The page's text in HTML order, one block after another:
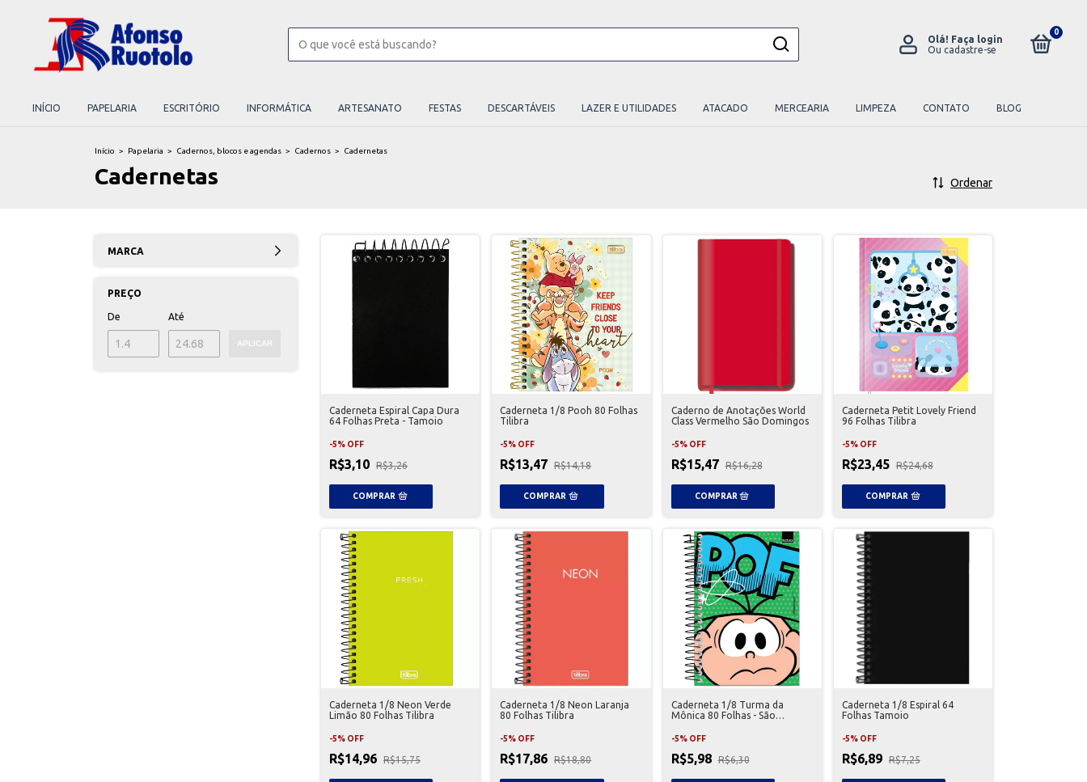
Olá! Faça login
Ou cadastre-se
0
INÍCIO PAPELARIA ESCRITÓRIO INFORMÁTICA ARTESANATO FESTAS DESCARTÁVEIS LAZER E UTILIDADES ATACADO MERCEARIA LIMPEZA CONTATO BLOG
Início > Papelaria > Cadernos, blocos e agendas > Cadernos > Cadernetas
Cadernetas Ordenar
MARCA
PREÇO
De Até
APLICAR
Caderneta Espiral Capa Dura
64 Folhas Preta - Tamoio
-5% OFF
R$3,10 R$3,26
Caderneta 1/8 Pooh 80 Folhas
Tilibra
-5% OFF
R$13,47 R$14,18
Caderno de Anotações World
Class Vermelho São Domingos
-5% OFF
R$15,47 R$16,28
Caderneta Petit Lovely Friend
96 Folhas Tilibra
-5% OFF
R$23,45 R$24,68
Caderneta 1/8 Neon Verde
Limão 80 Folhas Tilibra
-5% OFF
R$14,96 R$15,75
Caderneta 1/8 Neon Laranja
80 Folhas Tilibra
-5% OFF
R$17,86 R$18,80
Caderneta 1/8 Turma da
Mônica 80 Folhas - São
-5% OFF
R$5,98 R$6,30
Caderneta 1/8 Espiral 64
Folhas Tamoio
-5% OFF
R$6,89 R$7,25